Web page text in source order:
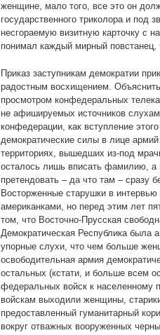
женщине, мало того, все это он
государственного триколора и под
несгораемую визитную карточку с
понимал каждый мирный повстанец,
Приказ заступникам демократии
радостным восхищением.
просмотром конфедеральных
не афишируемых источников
конфедерации, как вступление
демократические силы в лице
территориях, вышедших из-под
осталось лишь вписать фамилию, а
претендовать – да что там – сразу
Восторженные старушки в
американками, но перед этим лет
том, что Восточно-Прусская
Демократическая Республика была
упорные слухи, что чем больше
освободительная армия
остальных (кстати, и больше всем
федеральных войск к населенному
войскам выходили женщины,
предоставленный гуманитарный
вокруг отважных вооруженных